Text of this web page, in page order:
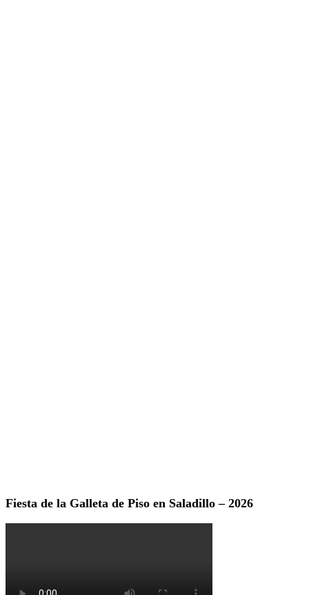
Fiesta de la Galleta de Piso en Saladillo – 2026